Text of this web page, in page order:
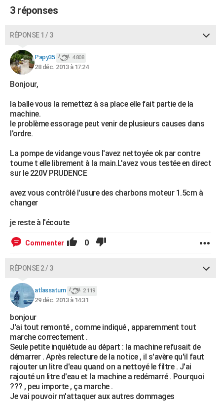
3 réponses
RÉPONSE 1 / 3
Papy35 4 808
28 déc. 2013 à 17:24
Bonjour,
la balle vous la remettez à sa place elle fait partie de la
machine.
le problème essorage peut venir de plusieurs causes dans
l'ordre.
La pompe de vidange vous l'avez nettoyée ok par contre
tourne t elle librement à la main.L'avez vous testée en direct
sur le 220V PRUDENCE
avez vous contrôlé l'usure des charbons moteur 1.5cm à
changer
je reste à l'écoute
Commenter 0
RÉPONSE 2 / 3
atlassaturn 2 119
29 déc. 2013 à 14:31
bonjour
J'ai tout remonté , comme indiqué , apparemment tout
marche correctement .
Seule petite inquiétude au départ : la machine refusait de
démarrer . Après relecture de la notice , il s'avère qu'il faut
rajouter un litre d'eau quand on a nettoyé le filtre . J'ai
rajouté un litre d'eau et la machine a redémarré . Pourquoi
??? , peu importe , ça marche .
Je vai pouvoir m'attaquer aux autres dommages